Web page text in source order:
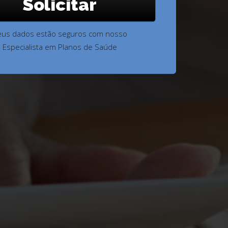
Solicitar
dados estão seguros com nosso
Especialista em Planos de Saúde